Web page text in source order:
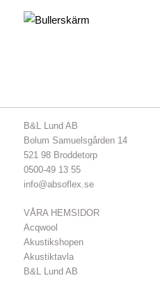
B&L Lund AB
Bolum Samuelsgården 14
521 98 Broddetorp
0500-49 13 55
info@absoflex.se
VÅRA HEMSIDOR
Acqwool
Akustikshopen
Akustiktavla
B&L Lund AB